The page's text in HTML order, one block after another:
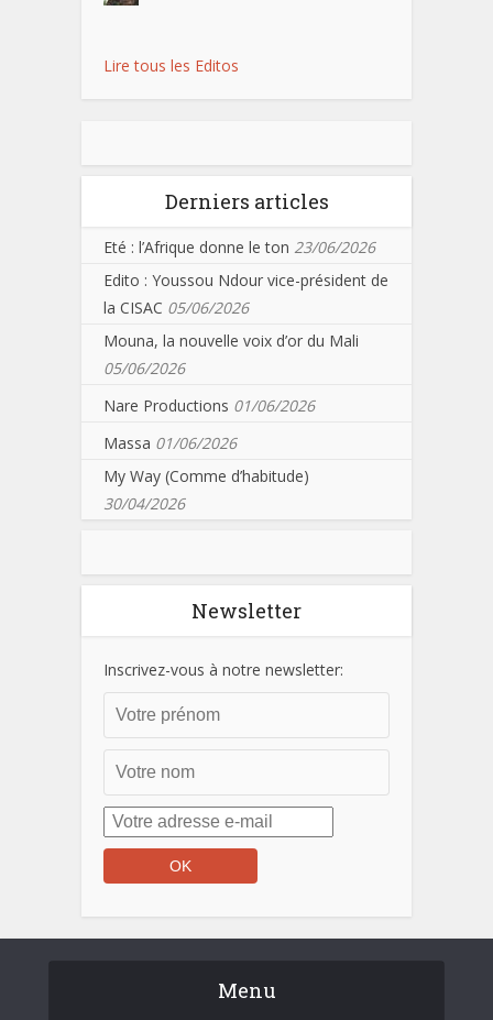
Lire tous les Editos
Derniers articles
Eté : l’Afrique donne le ton 23/06/2026
Edito : Youssou Ndour vice-président de
la CISAC 05/06/2026
Mouna, la nouvelle voix d’or du Mali
05/06/2026
Nare Productions 01/06/2026
Massa 01/06/2026
My Way (Comme d’habitude)
30/04/2026
Newsletter
Inscrivez-vous à notre newsletter:
Menu